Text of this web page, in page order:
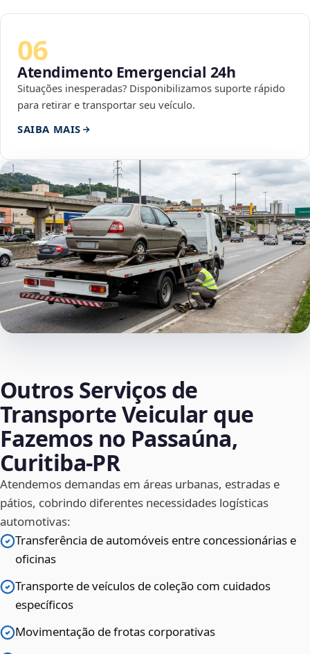
06
Atendimento Emergencial 24h
Situações inesperadas? Disponibilizamos suporte rápido
para retirar e transportar seu veículo.
SAIBA MAIS
Outros Serviços de
Transporte Veicular que
Fazemos no Passaúna,
Curitiba‑PR
Atendemos demandas em áreas urbanas, estradas e
pátios, cobrindo diferentes necessidades logísticas
automotivas:
Transferência de automóveis entre concessionárias e
oficinas
Transporte de veículos de coleção com cuidados
específicos
Movimentação de frotas corporativas